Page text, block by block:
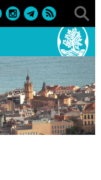
esportives